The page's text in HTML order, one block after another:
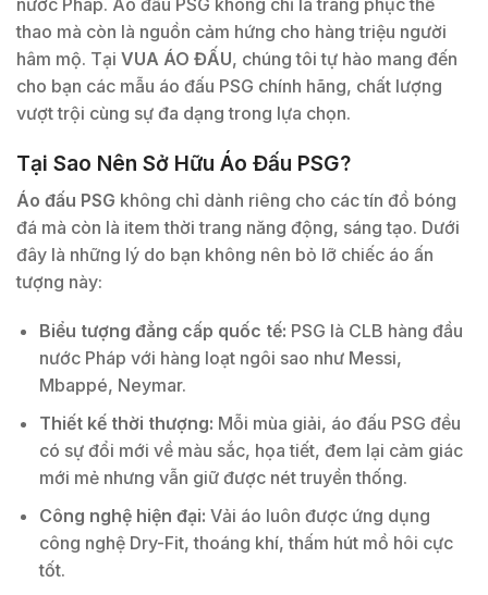
nước Pháp. Áo đấu PSG không chỉ là trang phục thể
thao mà còn là nguồn cảm hứng cho hàng triệu người
hâm mộ. Tại VUA ÁO ĐẤU, chúng tôi tự hào mang đến
cho bạn các mẫu áo đấu PSG chính hãng, chất lượng
vượt trội cùng sự đa dạng trong lựa chọn.
Tại Sao Nên Sở Hữu Áo Đấu PSG?
Áo đấu PSG không chỉ dành riêng cho các tín đồ bóng
đá mà còn là item thời trang năng động, sáng tạo. Dưới
đây là những lý do bạn không nên bỏ lỡ chiếc áo ấn
tượng này:
Biểu tượng đẳng cấp quốc tế: PSG là CLB hàng đầu
nước Pháp với hàng loạt ngôi sao như Messi,
Mbappé, Neymar.
Thiết kế thời thượng: Mỗi mùa giải, áo đấu PSG đều
có sự đổi mới về màu sắc, họa tiết, đem lại cảm giác
mới mẻ nhưng vẫn giữ được nét truyền thống.
Công nghệ hiện đại: Vải áo luôn được ứng dụng
công nghệ Dry-Fit, thoáng khí, thấm hút mồ hôi cực
tốt.